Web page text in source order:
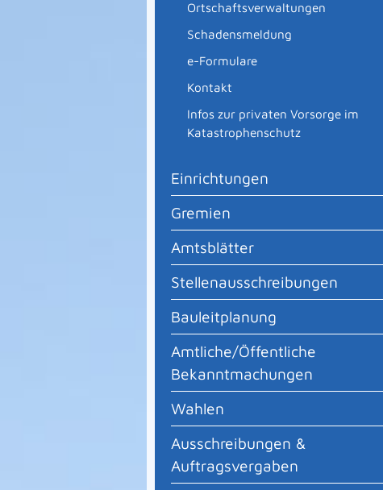
Ortschaftsverwaltungen
Schadensmeldung
e-Formulare
Kontakt
Infos zur privaten Vorsorge im
Katastrophenschutz
Einrichtungen
Gremien
Amtsblätter
Stellenausschreibungen
Bauleitplanung
Amtliche/Öffentliche
Bekanntmachungen
Wahlen
Ausschreibungen &
Auftragsvergaben